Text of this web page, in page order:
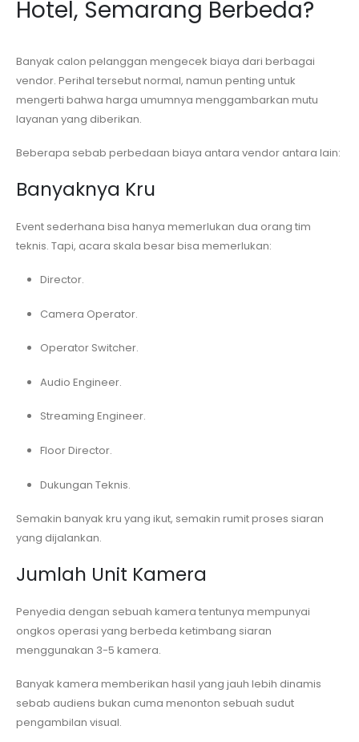
Hotel, Semarang Berbeda?
Banyak calon pelanggan mengecek biaya dari berbagai
vendor. Perihal tersebut normal, namun penting untuk
mengerti bahwa harga umumnya menggambarkan mutu
layanan yang diberikan.
Beberapa sebab perbedaan biaya antara vendor antara lain:
Banyaknya Kru
Event sederhana bisa hanya memerlukan dua orang tim
teknis. Tapi, acara skala besar bisa memerlukan:
Director.
Camera Operator.
Operator Switcher.
Audio Engineer.
Streaming Engineer.
Floor Director.
Dukungan Teknis.
Semakin banyak kru yang ikut, semakin rumit proses siaran
yang dijalankan.
Jumlah Unit Kamera
Penyedia dengan sebuah kamera tentunya mempunyai
ongkos operasi yang berbeda ketimbang siaran
menggunakan 3-5 kamera.
Banyak kamera memberikan hasil yang jauh lebih dinamis
sebab audiens bukan cuma menonton sebuah sudut
pengambilan visual.